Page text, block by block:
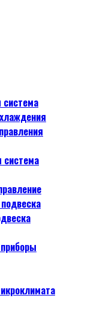
система
система